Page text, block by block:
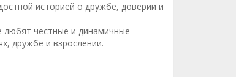
историей о дружбе, доверии и
любят честные и динамичные
дружбе и взрослении.